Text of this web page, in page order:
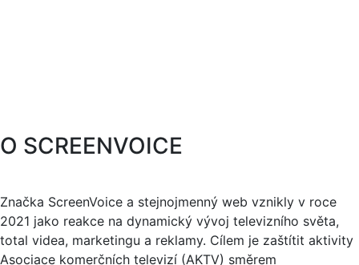
O SCREENVOICE
Značka ScreenVoice a stejnojmenný web vznikly v roce
2021 jako reakce na dynamický vývoj televizního světa,
total videa, marketingu a reklamy. Cílem je zaštítit aktivity
Asociace komerčních televizí (AKTV) směrem